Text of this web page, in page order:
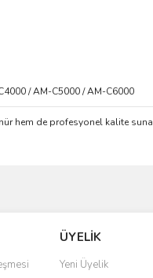
/ AM-C5000 / AM-C6000
hem de profesyonel kalite
ÜYELİK
Yeni Üyelik